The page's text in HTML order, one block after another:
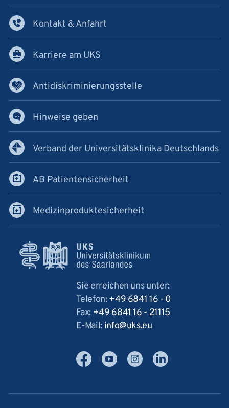
Kontakt & Anfahrt
Karriere am UKS
Antidiskriminierungsstelle
Hinweise geben
Verband der Universitätsklinika Deutschlands
AB Patientensicherheit
Medizinproduktesicherheit
Sie erreichen uns unter:
Telefon:+49 6841 16 - 0
Fax: +49 6841 16 - 21115
E-Mail: info ukseu